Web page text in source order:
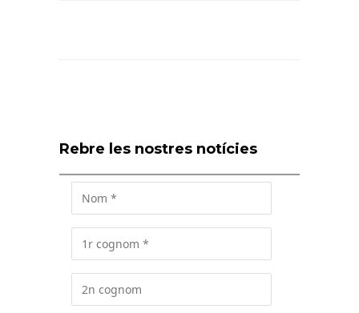
Rebre les nostres notícies